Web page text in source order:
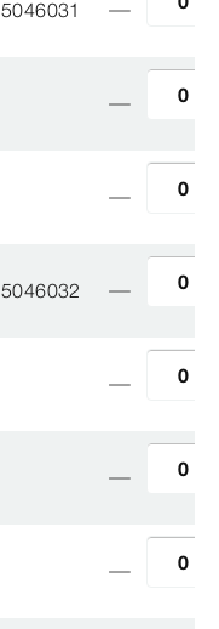
5046031
5046032